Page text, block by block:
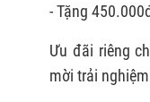
- Tặng
Ưu đãi riêng
mời trải